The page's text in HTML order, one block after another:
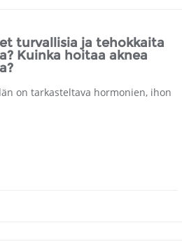
turvallisia ja tehokkaita
Kuinka hoitaa aknea
on tarkasteltava hormonien, ihon